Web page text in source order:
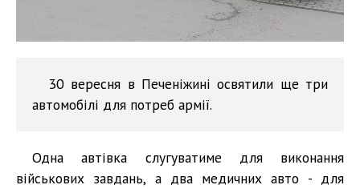
30 вересня в Печеніжині освятили ще три
автомобілі для потреб армії.
Одна автівка слугуватиме для виконання
військових завдань, а два медичних авто - для